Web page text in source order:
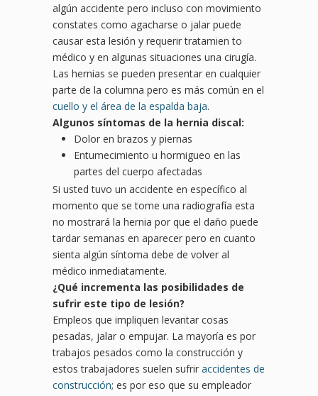
algún accidente pero incluso con movimiento
constates como agacharse o jalar puede
causar esta lesión y requerir tratamien to
médico y en algunas situaciones una cirugía.
Las hernias se pueden presentar en cualquier
parte de la columna pero es más común en el
cuello y el área de la espalda baja.
Algunos síntomas de la hernia discal:
Dolor en brazos y piernas
Entumecimiento u hormigueo en las
partes del cuerpo afectadas
Si usted tuvo un accidente en específico al
momento que se tome una radiografía esta
no mostrará la hernia por que el daño puede
tardar semanas en aparecer pero en cuanto
sienta algún síntoma debe de volver al
médico inmediatamente.
¿Qué incrementa las posibilidades de
sufrir este tipo de lesión?
Empleos que impliquen levantar cosas
pesadas, jalar o empujar. La mayoría es por
trabajos pesados como la construcción y
estos trabajadores suelen sufrir accidentes de
construcción; es por eso que su empleador